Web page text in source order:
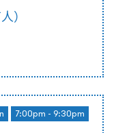
）
7:00pm - 9:30pm